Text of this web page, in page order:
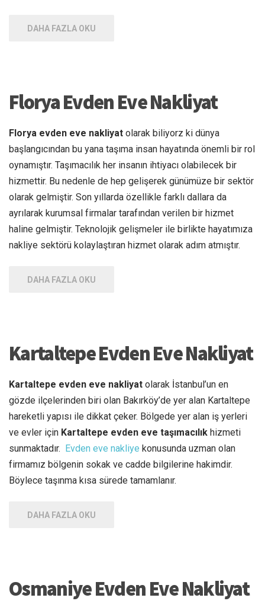
DAHA FAZLA OKU
Florya Evden Eve Nakliyat
Florya evden eve nakliyat olarak biliyorz ki dünya
başlangıcından bu yana taşıma insan hayatında önemli bir rol
oynamıştır. Taşımacılık her insanın ihtiyacı olabilecek bir
hizmettir. Bu nedenle de hep gelişerek günümüze bir sektör
olarak gelmiştir. Son yıllarda özellikle farklı dallara da
ayrılarak kurumsal firmalar tarafından verilen bir hizmet
haline gelmiştir. Teknolojik gelişmeler ile birlikte hayatımıza
nakliye sektörü kolaylaştıran hizmet olarak adım atmıştır.
DAHA FAZLA OKU
Kartaltepe Evden Eve Nakliyat
Kartaltepe evden eve nakliyat olarak İstanbul’un en
gözde ilçelerinden biri olan Bakırköy’de yer alan Kartaltepe
hareketli yapısı ile dikkat çeker. Bölgede yer alan iş yerleri
ve evler için Kartaltepe evden eve taşımacılık hizmeti
sunmaktadır. Evden eve nakliye konusunda uzman olan
firmamız bölgenin sokak ve cadde bilgilerine hakimdir.
Böylece taşınma kısa sürede tamamlanır.
DAHA FAZLA OKU
Osmaniye Evden Eve Nakliyat